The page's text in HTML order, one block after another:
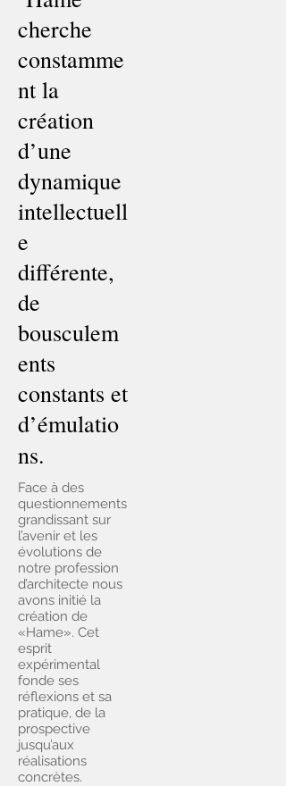
cherche
constamme
nt la
création
d’une
dynamique
intellectuell
e
différente,
de
bousculem
ents
constants et
d’émulatio
ns.
Face à des
questionnements
grandissant sur
l’avenir et les
évolutions de
notre profession
d’architecte nous
avons initié la
création de
«Hame». Cet
esprit
expérimental
fonde ses
réflexions et sa
pratique, de la
prospective
jusqu’aux
réalisations
concrètes.